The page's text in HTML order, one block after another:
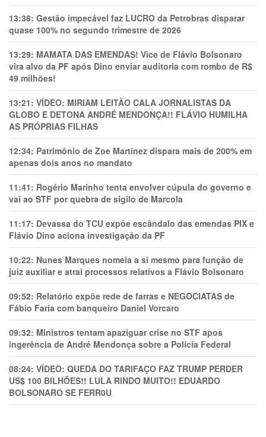
13:38: Gestão impecável faz LUCRO da Petrobras disparar
quase 100% no segundo trimestre de 2026
13:29: MAMATA DAS EMENDAS! Vice de Flávio Bolsonaro
vira alvo da PF após Dino enviar auditoria com rombo de R$
49 milhões!
13:21: VÍDEO: MIRIAM LEITÃO CALA JORNALISTAS DA
GLOBO E DETONA ANDRÉ MENDONÇA!! FLÁVIO HUMILHA
AS PRÓPRIAS FILHAS
12:34: Patrimônio de Zoe Martínez dispara mais de 200% em
apenas dois anos no mandato
11:41: Rogério Marinho tenta envolver cúpula do governo e
vai ao STF por quebra de sigilo de Marcola
11:17: Devassa do TCU expõe escândalo das emendas PIX e
Flávio Dino aciona investigação da PF
10:22: Nunes Marques nomeia a si mesmo para função de
juiz auxiliar e atrai processos relativos a Flávio Bolsonaro
09:52: Relatório expõe rede de farras e NEGOCIATAS de
Fábio Faria com banqueiro Daniel Vorcaro
09:32: Ministros tentam apaziguar crise no STF apos
ingerência de André Mendonça sobre a Polícia Federal
08:24: VÍDEO: QUEDA DO TARIFAÇO FAZ TRUMP PERDER
US$ 100 BILHÕES!! LULA RINDO MUITO!! EDUARDO
BOLSONARO SE FERR0U